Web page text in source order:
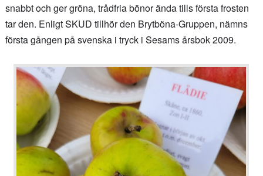
snabbt och ger gröna, trådfria bönor ända tills första frosten
tar den. Enligt SKUD tillhör den Brytböna-Gruppen, nämns
första gången på svenska i tryck i Sesams årsbok 2009.